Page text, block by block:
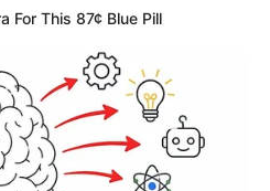
For This 87¢ Blue Pill